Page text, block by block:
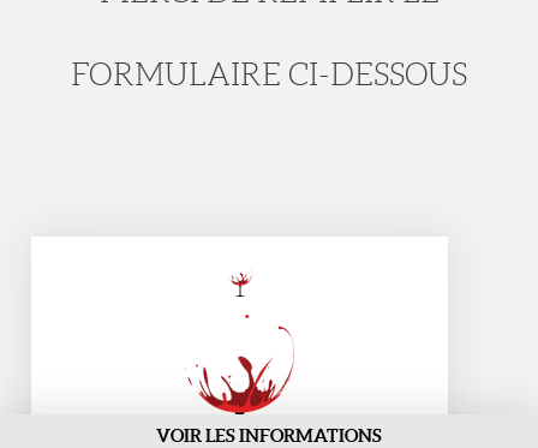
FORMULAIRE CI-DESSOUS
VOIR LES INFORMATIONS